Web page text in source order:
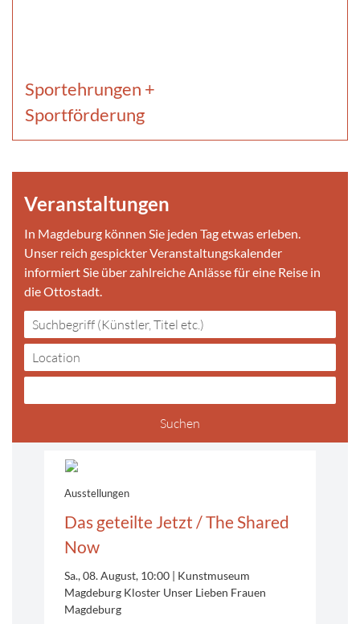
Sportehrungen +
Sportförderung
Veranstaltungen
In Magdeburg können Sie jeden Tag etwas erleben.
Unser reich gespickter Veranstaltungskalender
informiert Sie über zahlreiche Anlässe für eine Reise in
die Ottostadt.
Ausstellungen
Das geteilte Jetzt / The Shared
Now
Sa., 08. August, 10:00
Kunstmuseum
Magdeburg Kloster Unser Lieben Frauen
Magdeburg